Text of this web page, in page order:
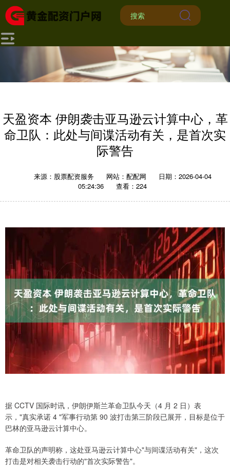
天盈资本 伊朗袭击亚马逊云计算中心，革
命卫队：此处与间谍活动有关，是首次实
际警告
来源：股票配资服务 网站：配配网
日期：2026-04-04
05:24:36
查看：224
据 CCTV 国际时讯，伊朗伊斯兰革命卫队今天（4 月 2 日）表
示，"真实承诺 4 "军事行动第 90 波打击第三阶段已展开，目标是位于
巴林的亚马逊云计算中心。
革命卫队的声明称，这处亚马逊云计算中心"与间谍活动有关"，这次
打击是对相关袭击行动的"首次实际警告"。